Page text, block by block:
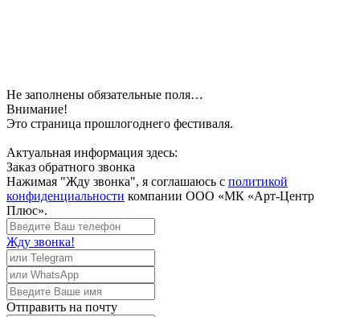
Не заполнены обязательные поля…
Внимание!
Это страница прошлогоднего фестиваля.
Актуальная информация здесь:
Заказ обратного звонка
Нажимая "Жду звонка", я соглашаюсь с политикой
конфиденциальности компании ООО «МК «Арт-Центр
Плюс».
Жду звонка!
Отправить на почту